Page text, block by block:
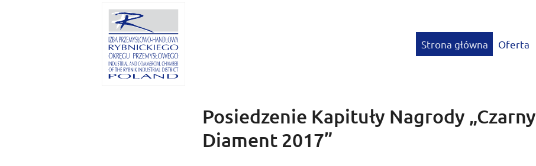
Strona główna Oferta
Posiedzenie Kapituły Nagrody „Czarny
Diament 2017”